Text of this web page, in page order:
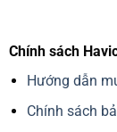
Chính sách
Hướng dẫn
Chính sách